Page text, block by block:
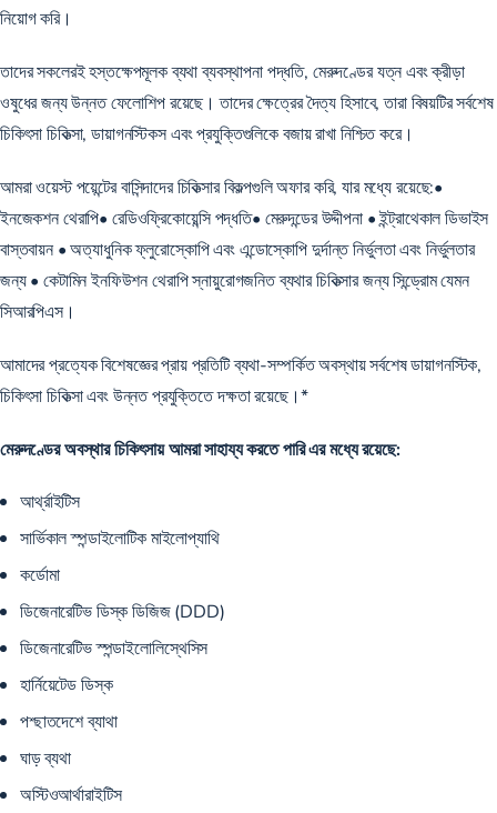
নিয়োগ করি।
তাদের সকলেরই হস্তক্ষেপমূলক ব্যথা ব্যবস্থাপনা পদ্ধতি, মেরুদণ্ডের যত্ন এবং ক্রীড়া
ওষুধের জন্য উন্নত ফেলোশিপ রয়েছে। তাদের ক্ষেত্রের দৈত্য হিসাবে, তারা বিষয়টির সর্বশেষ
চিকিৎসা চিকিত্সা, ডায়াগনস্টিকস এবং প্রযুক্তিগুলিকে বজায় রাখা নিশ্চিত করে।
আমরা ওয়েস্ট পয়েন্টের বাসিন্দাদের চিকিত্সার বিকল্পগুলি অফার করি, যার মধ্যে রয়েছে:•
ইনজেকশন থেরাপি• রেডিওফ্রিকোয়েন্সি পদ্ধতি• মেরুদন্ডের উদ্দীপনা • ইন্ট্রাথেকাল ডিভাইস
বাস্তবায়ন • অত্যাধুনিক ফ্লুরোস্কোপি এবং এন্ডোস্কোপি দুর্দান্ত নির্ভুলতা এবং নির্ভুলতার
জন্য • কেটামিন ইনফিউশন থেরাপি স্নায়ুরোগজনিত ব্যথার চিকিত্সার জন্য সিন্ড্রোম যেমন
সিআরপিএস।
আমাদের প্রত্যেক বিশেষজ্ঞের প্রায় প্রতিটি ব্যথা-সম্পর্কিত অবস্থায় সর্বশেষ ডায়াগনস্টিক,
চিকিৎসা চিকিত্সা এবং উন্নত প্রযুক্তিতে দক্ষতা রয়েছে।*
মেরুদণ্ডের অবস্থার চিকিৎসায় আমরা সাহায্য করতে পারি এর মধ্যে রয়েছে:
আর্থ্রাইটিস
সার্ভিকাল স্পন্ডাইলোটিক মাইলোপ্যাথি
কর্ডোমা
ডিজেনারেটিভ ডিস্ক ডিজিজ (DDD)
ডিজেনারেটিভ স্পন্ডাইলোলিস্থেসিস
হার্নিয়েটেড ডিস্ক
পশ্ছাতদেশে ব্যাথা
ঘাড় ব্যথা
অস্টিওআর্থারাইটিস